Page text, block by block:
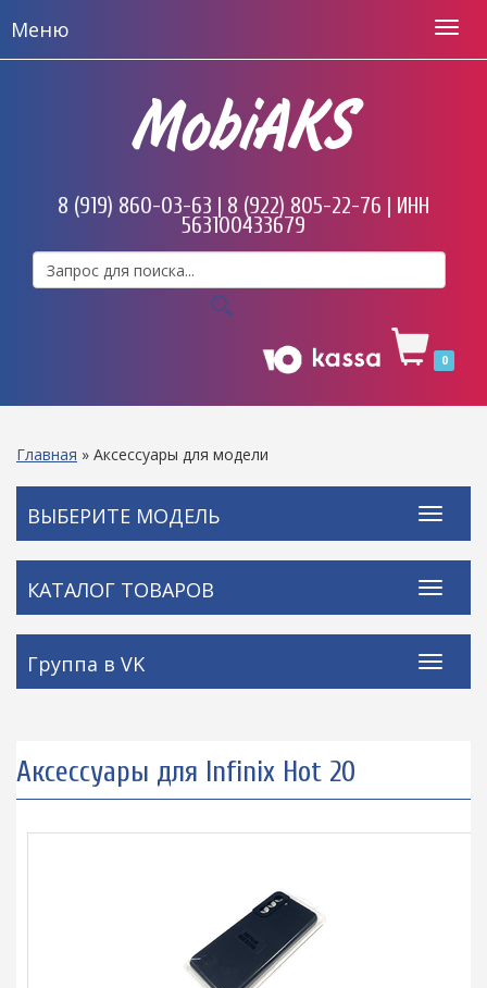
Меню
MobiAKS
8 (919) 860-03-63 | 8 (922) 805-22-76 | ИНН
563100433679
0
Главная » Аксессуары для модели
ВЫБЕРИТЕ МОДЕЛЬ
КАТАЛОГ ТОВАРОВ
Группа в VK
Аксессуары для Infinix Hot 20